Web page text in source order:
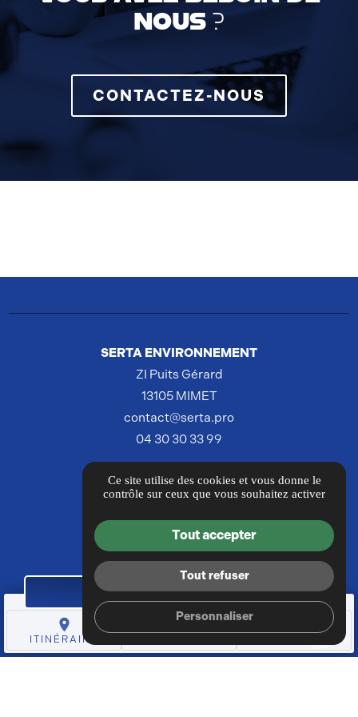
NOUS ?
CONTACTEZ-NOUS
place
ITINÉRAIRE
mail
DEMANDE DE DEVIS
SERTA ENVIRONNEMENT
ZI Puits Gérard
13105 MIMET
contact@serta.pro
04 30 30 33 99
Informations complémentaires
Conditions générales de vente
Mentions légales
Politique de confidentialité
Gestion des cookies
Ce site utilise des cookies et vous donne le
contrôle sur ceux que vous souhaitez activer
Tout accepter
Tout refuser
Personnaliser